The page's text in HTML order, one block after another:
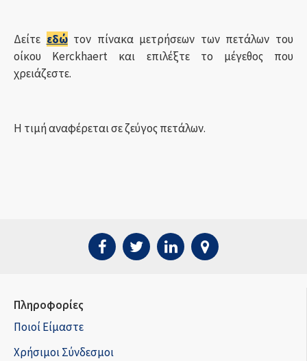
Δείτε εδώ τον πίνακα μετρήσεων των πετάλων του
οίκου Kerckhaert και επιλέξτε το μέγεθος που
χρειάζεστε.
Η τιμή αναφέρεται σε ζεύγος πετάλων.
Πληροφορίες
Ποιοί Είμαστε
Χρήσιμοι Σύνδεσμοι